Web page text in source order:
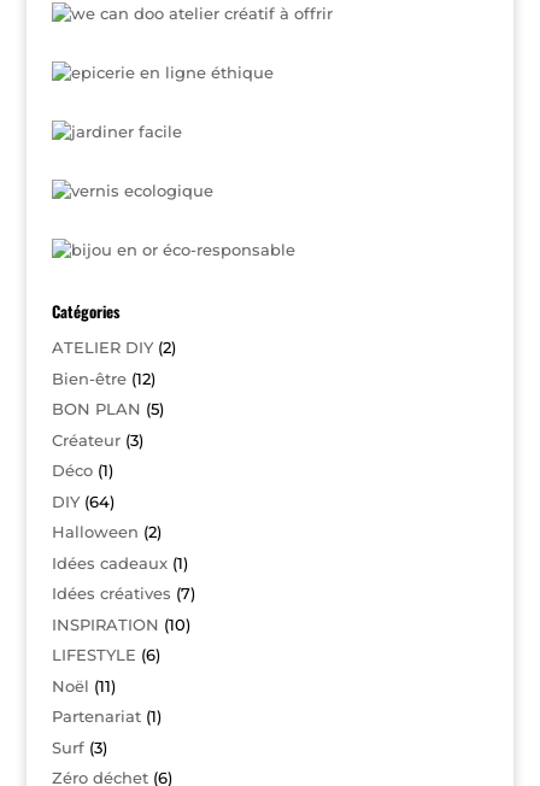
Catégories
ATELIER DIY(2)
Bien-être(12)
BON PLAN (5)
Créateur(3)
Déco(1)
DIY(64)
Halloween (2)
Idées cadeaux(1)
Idées créatives (7)
INSPIRATION (10)
LIFESTYLE (6)
Noël (11)
Partenariat(1)
Surf(3)
Zéro déchet(6)